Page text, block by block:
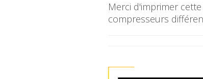
Merci d'imprimer
compresseurs